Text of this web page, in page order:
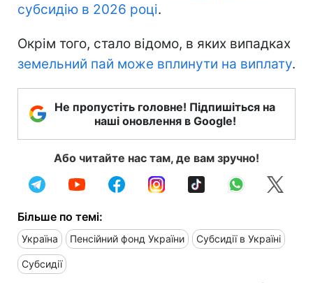
субсидію в 2026 році.
Окрім того, стало відомо, в яких випадках
земельний пай може вплинути на виплату.
Не пропустіть головне! Підпишіться на
наші оновлення в Google!
Або читайте нас там, де вам зручно!
Більше по темі:
Україна Пенсійний фонд України Субсидії в Україні
Субсидії